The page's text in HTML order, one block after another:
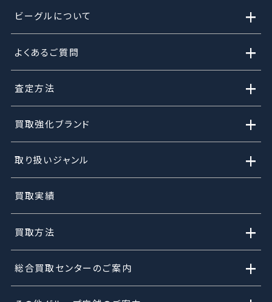
ビーグルについて +
よくあるご質問 +
査定方法 +
買取強化ブランド +
取り扱いジャンル +
買取実績
買取方法 +
総合買取センターのご案内 +